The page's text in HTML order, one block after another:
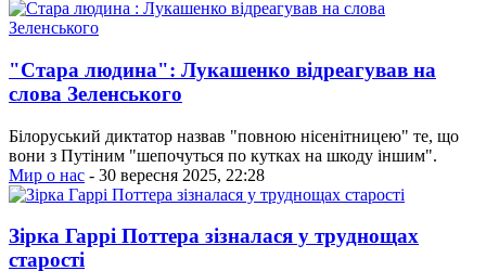
"Стара людина": Лукашенко відреагував на
слова Зеленського
Білоруський диктатор назвав "повною нісенітницею" те, що
вони з Путіним "шепочуться по кутках на шкоду іншим".
Мир о нас - 30 вересня 2025, 22:28
Зірка Гаррі Поттера зізналася у труднощах
старості